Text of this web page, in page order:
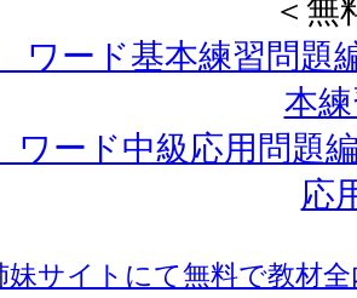
＜無
ード基本練習問
本
ード中級応用問題
応
妹サイトにて無料で教材